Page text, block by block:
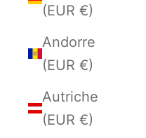
(EUR €)
Andorre
(EUR €)
Autriche
(EUR €)